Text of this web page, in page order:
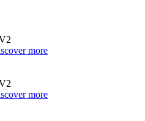
more
more